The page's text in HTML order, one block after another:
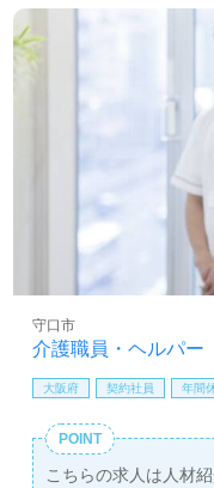
介護職員・ヘルパー
守口市
大阪府 契約社員 年間
POINT
こちらの求人は人材